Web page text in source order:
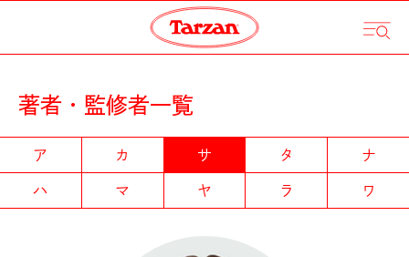
著者・監修者一覧
ア カ サ タ
ナ
ハ
マ ヤ ラ ワ